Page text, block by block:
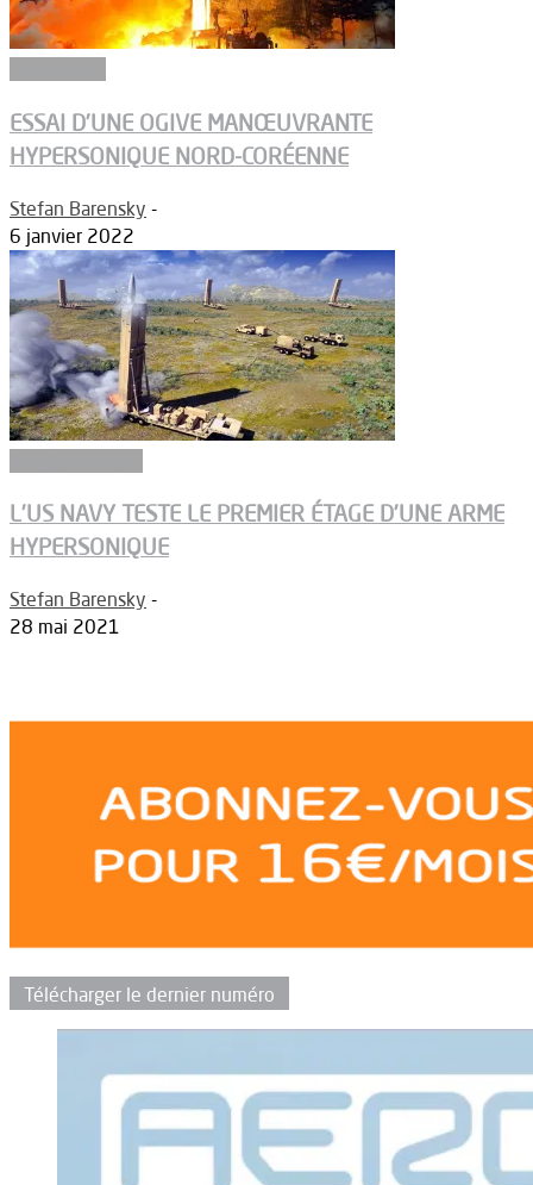
ESSAI D’UNE OGIVE MANŒUVRANTE
HYPERSONIQUE NORD-CORÉENNE
Stefan Barensky -
6 janvier 2022
L’US NAVY TESTE LE PREMIER ÉTAGE D’UNE ARME
HYPERSONIQUE
Stefan Barensky -
28 mai 2021
Télécharger le dernier numéro